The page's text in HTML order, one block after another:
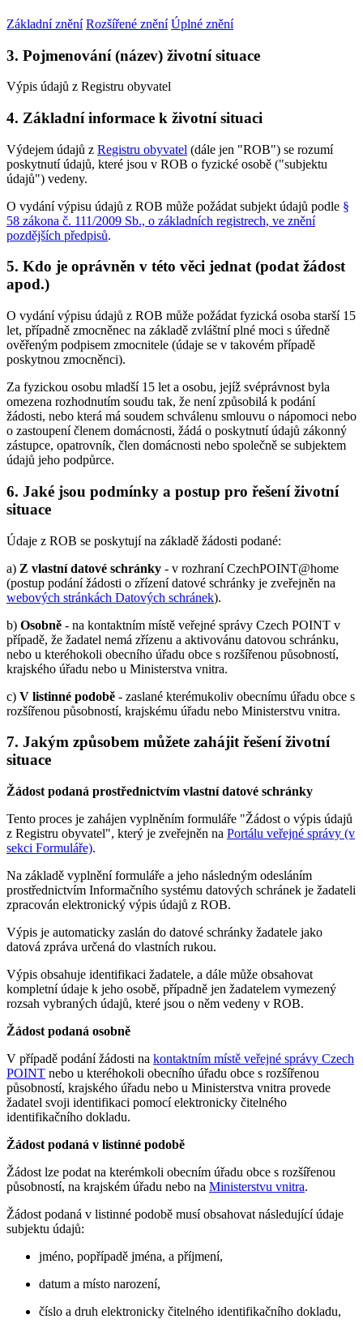
Základní znění Rozšířené znění Úplné znění
3. Pojmenování (název) životní situace
Výpis údajů z Registru obyvatel
4. Základní informace k životní situaci
Výdejem údajů z Registru obyvatel (dále jen "ROB") se rozumí
poskytnutí údajů, které jsou v ROB o fyzické osobě ("subjektu
údajů") vedeny.
O vydání výpisu údajů z ROB může požádat subjekt údajů podle §
58 zákona č. 111/2009 Sb., o základních registrech, ve znění
pozdějších předpisů.
5. Kdo je oprávněn v této věci jednat (podat žádost
apod.)
O vydání výpisu údajů z ROB může požádat fyzická osoba starší 15
let, případně zmocněnec na základě zvláštní plné moci s úředně
ověřeným podpisem zmocnitele (údaje se v takovém případě
poskytnou zmocněnci).
Za fyzickou osobu mladší 15 let a osobu, jejíž svéprávnost byla
omezena rozhodnutím soudu tak, že není způsobilá k podání
žádosti, nebo která má soudem schválenu smlouvu o nápomoci nebo
o zastoupení členem domácnosti, žádá o poskytnutí údajů zákonný
zástupce, opatrovník, člen domácnosti nebo společně se subjektem
údajů jeho podpůrce.
6. Jaké jsou podmínky a postup pro řešení životní
situace
Údaje z ROB se poskytují na základě žádosti podané:
a) Z vlastní datové schránky - v rozhraní CzechPOINT@home
(postup podání žádosti o zřízení datové schránky je zveřejněn na
webových stránkách Datových schránek).
b) Osobně - na kontaktním místě veřejné správy Czech POINT v
případě, že žadatel nemá zřízenu a aktivovánu datovou schránku,
nebo u kteréhokoli obecního úřadu obce s rozšířenou působností,
krajského úřadu nebo u Ministerstva vnitra.
c) V listinné podobě - zaslané kterémukoliv obecnímu úřadu obce s
rozšířenou působností, krajskému úřadu nebo Ministerstvu vnitra.
7. Jakým způsobem můžete zahájit řešení životní
situace
Žádost podaná prostřednictvím vlastní datové schránky
Tento proces je zahájen vyplněním formuláře "Žádost o výpis údajů
z Registru obyvatel", který je zveřejněn na Portálu veřejné správy (v
sekci Formuláře).
Na základě vyplnění formuláře a jeho následným odesláním
prostřednictvím Informačního systému datových schránek je žadateli
zpracován elektronický výpis údajů z ROB.
Výpis je automaticky zaslán do datové schránky žadatele jako
datová zpráva určená do vlastních rukou.
Výpis obsahuje identifikaci žadatele, a dále může obsahovat
kompletní údaje k jeho osobě, případně jen žadatelem vymezený
rozsah vybraných údajů, které jsou o něm vedeny v ROB.
Žádost podaná osobně
V případě podání žádosti na kontaktním místě veřejné správy Czech
POINT nebo u kteréhokoli obecního úřadu obce s rozšířenou
působností, krajského úřadu nebo u Ministerstva vnitra provede
žadatel svoji identifikaci pomocí elektronicky čitelného
identifikačního dokladu.
Žádost podaná v listinné podobě
Žádost lze podat na kterémkoli obecním úřadu obce s rozšířenou
působností, na krajském úřadu nebo na Ministerstvu vnitra.
Žádost podaná v listinné podobě musí obsahovat následující údaje
subjektu údajů:
jméno, popřípadě jména, a příjmení,
datum a místo narození,
číslo a druh elektronicky čitelného identifikačního dokladu,